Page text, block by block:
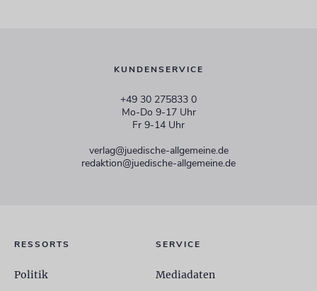
KUNDENSERVICE
+49 30 275833 0
Mo-Do 9-17 Uhr
Fr 9-14 Uhr
verlag@juedische-allgemeine.de
redaktion@juedische-allgemeine.de
RESSORTS
Politik
SERVICE
Mediadaten